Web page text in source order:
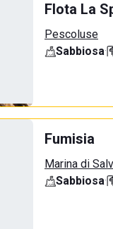
Flota La
Pescoluse
Sabbiosa·
Fumisia
Marina di
Sabbiosa·